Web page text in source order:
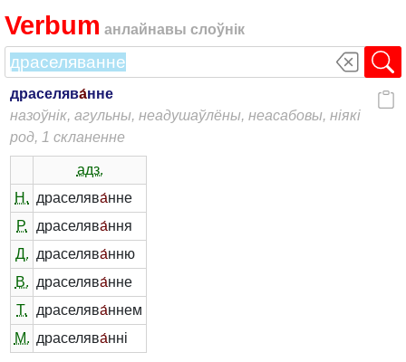
Verbum анлайнавы слоўнік
драселява́нне
назоўнік, агульны, неадушаўлёны, неасабовы, ніякі
род, 1 скланенне
адз.
Н. драселява́нне
Р.
драселява́ння
Д. драселява́нню
В. драселява́нне
Т.
драселява́ннем
М. драселява́нні